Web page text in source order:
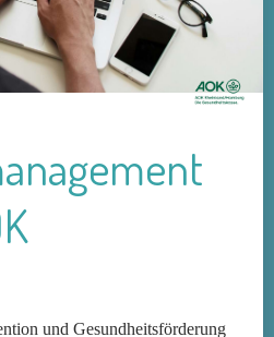
und Gesundheitsförderung